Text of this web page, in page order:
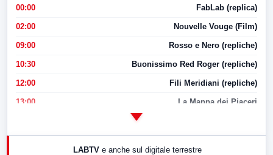
00:00 FabLab (replica)
02:00 Nouvelle Vouge (Film)
09:00 Rosso e Nero (repliche)
10:30 Buonissimo Red Roger (repliche)
12:00 Fili Meridiani (repliche)
13:00 La Mappa dei Piaceri
17:00 LabNews (replica)
LABTV e anche sul digitale terrestre